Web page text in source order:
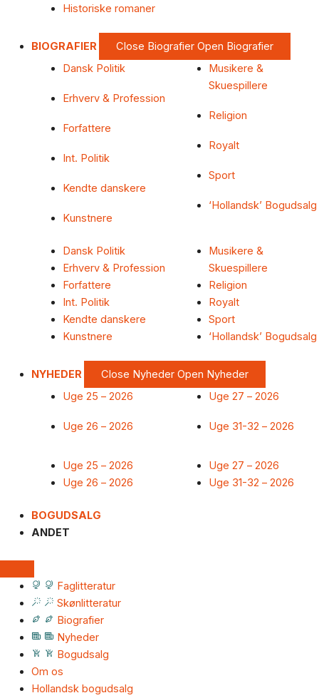
Historiske romaner
BIOGRAFIER Close Biografier Open Biografier
Dansk Politik
Erhverv & Profession
Forfattere
Int. Politik
Kendte danskere
Kunstnere
Musikere &
Skuespillere
Religion
Royalt
Sport
‘Hollandsk’ Bogudsalg
Dansk Politik
Erhverv & Profession
Forfattere
Int. Politik
Kendte danskere
Kunstnere
Musikere &
Skuespillere
Religion
Royalt
Sport
‘Hollandsk’ Bogudsalg
NYHEDER Close Nyheder Open Nyheder
Uge 25 – 2026
Uge 26 – 2026
Uge 27 – 2026
Uge 31-32 – 2026
Uge 25 – 2026
Uge 26 – 2026
Uge 27 – 2026
Uge 31-32 – 2026
BOGUDSALG
ANDET
Faglitteratur
Skønlitteratur
Biografier
Nyheder
Bogudsalg
Om os
Hollandsk bogudsalg